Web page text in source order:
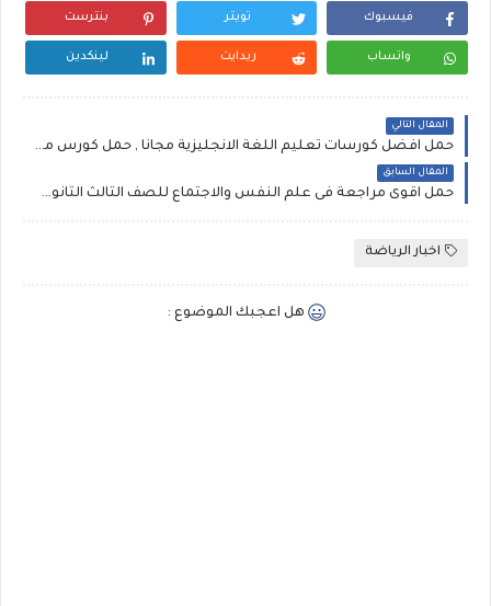
فيسبوك تويتر بنترست
واتساب ريدايت لينكدين
المقال التالي
حمل افضل كورسات تعليم اللغة الانجليزية مجانا , حمل كورس معهد بيرليتز Berlitz English course
المقال السابق
حمل اقوى مراجعة فى علم النفس والاجتماع للصف الثالث الثانوى للاستاذ حاتم هيبة
اخبار الرياضة
هل اعجبك الموضوع :